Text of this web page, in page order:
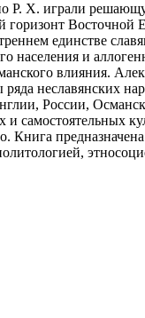
Р. Х. играли
горизонт
единстве
населения и
влияния.
неславянских
России,
самостоятельных
Книга